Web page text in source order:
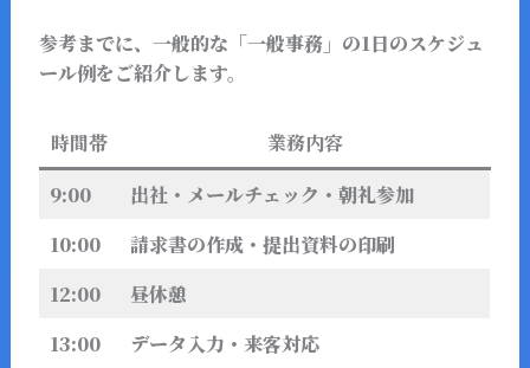
参考までに、一般的な「一般事務」の1日のスケジュ
ール例をご紹介します。
時間帯
業務内容
9:00
出社・メールチェック・朝礼参加
10:00
請求書の作成・提出資料の印刷
12:00
昼休憩
13:00
データ入力・来客対応